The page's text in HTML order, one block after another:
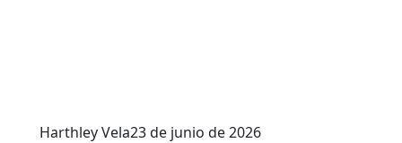
Harthley Vela23 de junio de 2026